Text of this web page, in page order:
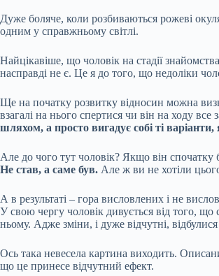
Дуже боляче, коли розбиваються рожеві
одним у справжньому світлі.
Найцікавіше, що чоловік на стадії
насправді не є. Це я до того, що недоліки
Ще на початку розвитку відносин можна
взагалі на нього спертися чи він на ходу
шляхом, а просто вигадує собі ті
Але до чого тут чоловік? Якщо він спочатку
Не став, а саме був. Але ж ви не хотіли
А в результаті – гора висловлених і не
У свою чергу чоловік дивується від того,
ньому. Адже зміни, і дуже відчутні,
Ось така невесела картина виходить.
що це принесе відчутний ефект.